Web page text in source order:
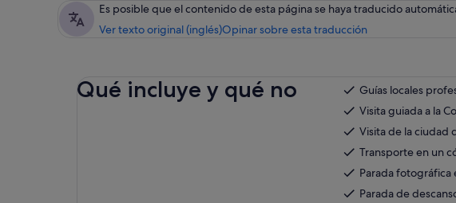
Es posible que el contenido de esta página se haya traducido
Ver texto original (inglés)Opinar sobre esta traducciónSe
pestaña
Qué incluye y qué no
Guías locales
Visita guiada a la
Visita de la ciudad
Transporte en un
Parada fotográfica
Parada de